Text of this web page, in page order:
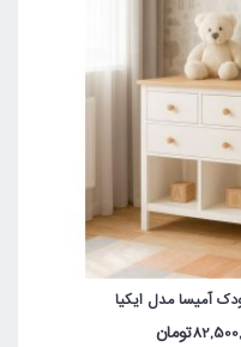
آمیسا مدل ایکیا